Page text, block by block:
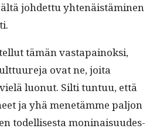
johdet­tu yht­enäistämi­nen
tämän vastapain­ok­si,
ovat ne, joi­ta
luonut. Silti tun­tuu, että
ja yhä menetämme paljon
todel­lis­es­ta mon­i­naisu­ud­es­